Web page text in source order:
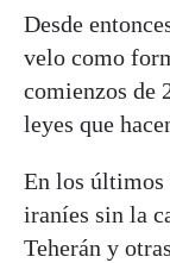
Desde
velo como
comienzos de
leyes que
En los últimos
iraníes sin la
Teherán y